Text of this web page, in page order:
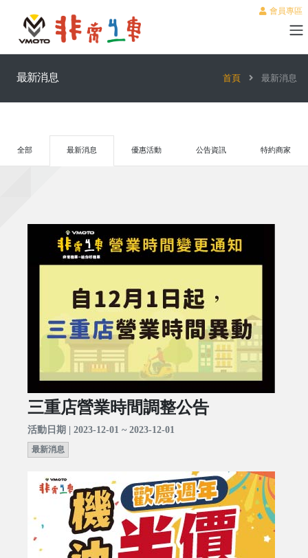
會員專區
最新消息 首頁 最新消息
全部 最新消息 優惠活動 公告資訊 特約商家
三重店營業時間調整公告
活動日期 | 2023-12-01 ~ 2023-12-01
最新消息